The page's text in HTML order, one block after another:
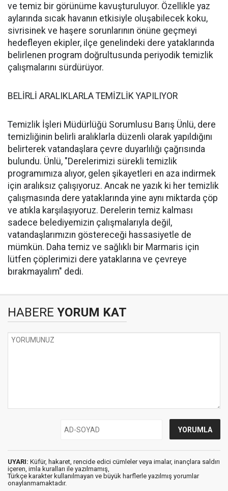
ve temiz bir görünüme kavuşturuluyor. Özellikle yaz
aylarında sıcak havanın etkisiyle oluşabilecek koku,
sivrisinek ve haşere sorunlarının önüne geçmeyi
hedefleyen ekipler, ilçe genelindeki dere yataklarında
belirlenen program doğrultusunda periyodik temizlik
çalışmalarını sürdürüyor.
BELİRLİ ARALIKLARLA TEMİZLİK YAPILIYOR
Temizlik İşleri Müdürlüğü Sorumlusu Barış Ünlü, dere
temizliğinin belirli aralıklarla düzenli olarak yapıldığını
belirterek vatandaşlara çevre duyarlılığı çağrısında
bulundu. Ünlü, "Derelerimizi sürekli temizlik
programımıza alıyor, gelen şikayetleri en aza indirmek
için aralıksız çalışıyoruz. Ancak ne yazık ki her temizlik
çalışmasında dere yataklarında yine aynı miktarda çöp
ve atıkla karşılaşıyoruz. Derelerin temiz kalması
sadece belediyemizin çalışmalarıyla değil,
vatandaşlarımızın göstereceği hassasiyetle de
mümkün. Daha temiz ve sağlıklı bir Marmaris için
lütfen çöplerimizi dere yataklarına ve çevreye
bırakmayalım" dedi.
HABERE YORUM KAT
UYARI: Küfür, hakaret, rencide edici cümleler veya imalar, inançlara saldırı
içeren, imla kuralları ile yazılmamış,
Türkçe karakter kullanılmayan ve büyük harflerle yazılmış yorumlar
onaylanmamaktadır.